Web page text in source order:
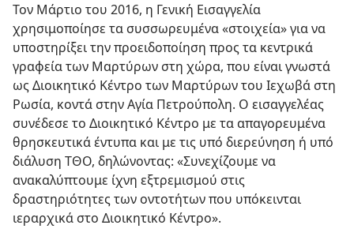
Τον Μάρτιο του 2016, η Γενική Εισαγγελία
χρησιμοποίησε τα συσσωρευμένα «στοιχεία» για να
υποστηρίξει την προειδοποίηση προς τα κεντρικά
γραφεία των Μαρτύρων στη χώρα, που είναι γνωστά
ως Διοικητικό Κέντρο των Μαρτύρων του Ιεχωβά στη
Ρωσία, κοντά στην Αγία Πετρούπολη. Ο εισαγγελέας
συνέδεσε το Διοικητικό Κέντρο με τα απαγορευμένα
θρησκευτικά έντυπα και με τις υπό διερεύνηση ή υπό
διάλυση ΤΘΟ, δηλώνοντας: «Συνεχίζουμε να
ανακαλύπτουμε ίχνη εξτρεμισμού στις
δραστηριότητες των οντοτήτων που υπόκεινται
ιεραρχικά στο Διοικητικό Κέντρο».